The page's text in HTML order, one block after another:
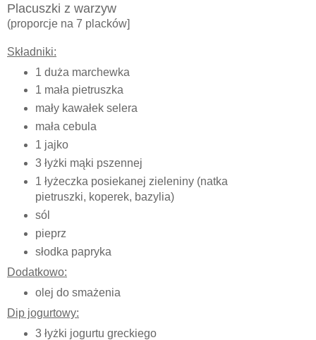
Placuszki z warzyw
(proporcje na 7 placków]
Składniki:
1 duża marchewka
1 mała pietruszka
mały kawałek selera
mała cebula
1 jajko
3 łyżki mąki pszennej
1 łyżeczka posiekanej zieleniny (natka
pietruszki, koperek, bazylia)
sól
pieprz
słodka papryka
Dodatkowo:
olej do smażenia
Dip jogurtowy:
3 łyżki jogurtu greckiego